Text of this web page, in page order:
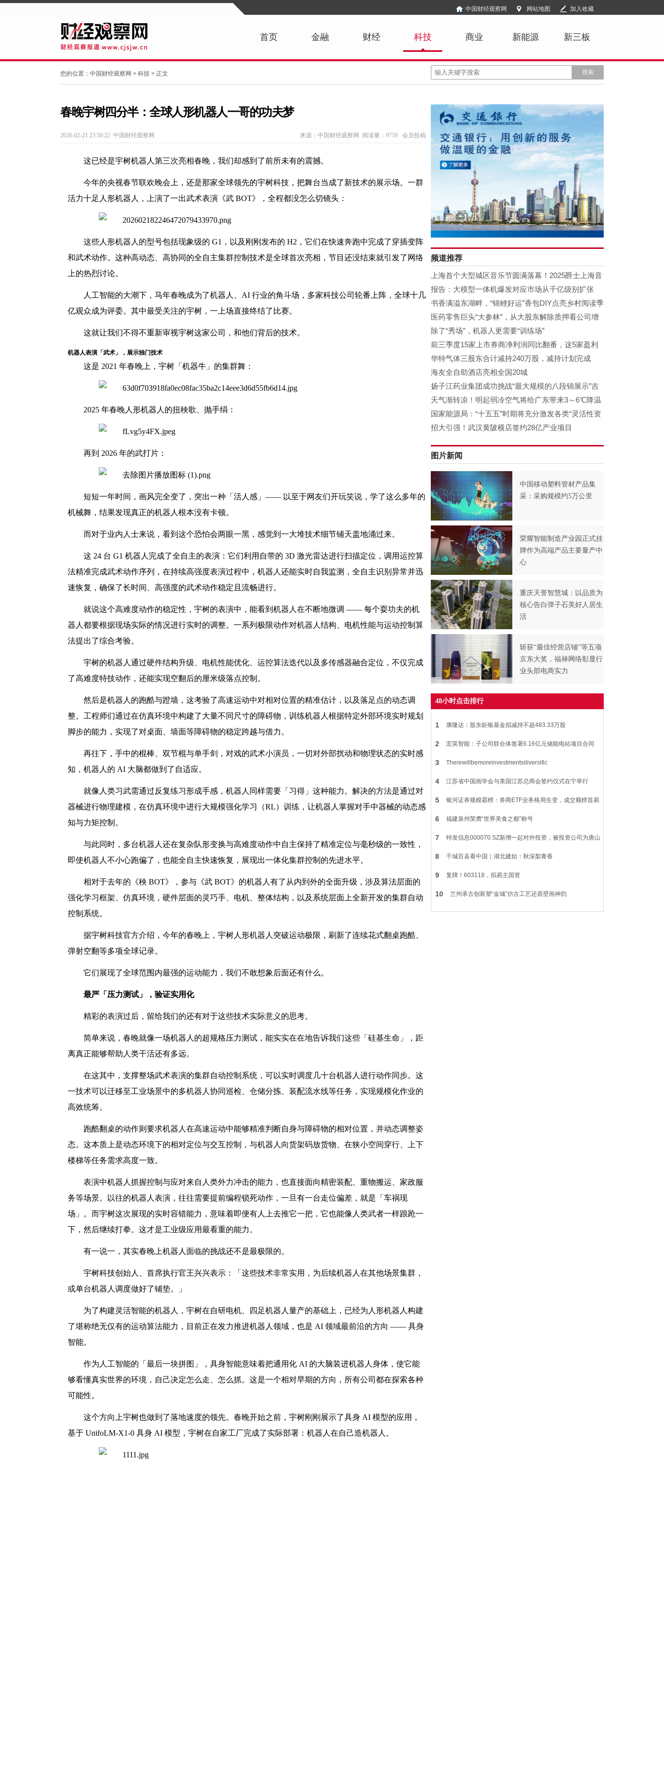
中国财经观察网 网站地图 加入收藏
首页 金融 财经 科技 商业 新能源 新三板
您的位置： 中国财经观察网 > 科技 > 正文
春晚宇树四分半：全球人形机器人一哥的功夫梦
2026-02-21 23:50:22 中国财经观察网 来源：中国财经观察网 阅读量：9759 会员投稿
这已经是宇树机器人第三次亮相春晚，我们却感到了前所未有的震撼。
今年的央视春节联欢晚会上，还是那家全球领先的宇树科技，把舞台当成了新技术的展示场。一群
活力十足人形机器人，上演了一出武术表演《武 BOT》，全程都没怎么切镜头：
这些人形机器人的型号包括现象级的 G1，以及刚刚发布的 H2，它们在快速奔跑中完成了穿插变阵
和武术动作。这种高动态、高协同的全自主集群控制技术是全球首次亮相，节目还没结束就引发了网络
上的热烈讨论。
人工智能的大潮下，马年春晚成为了机器人、AI 行业的角斗场，多家科技公司轮番上阵，全球十几
亿观众成为评委。其中最受关注的宇树，一上场直接终结了比赛。
这就让我们不得不重新审视宇树这家公司，和他们背后的技术。
机器人表演「武术」，展示独门技术
这是 2021 年春晚上，宇树「机器牛」的集群舞：
2025 年春晚人形机器人的扭秧歌、抛手绢：
再到 2026 年的武打片：
短短一年时间，画风完全变了，突出一种「活人感」—— 以至于网友们开玩笑说，学了这么多年的
机械舞，结果发现真正的机器人根本没有卡顿。
而对于业内人士来说，看到这个恐怕会两眼一黑，感觉到一大堆技术细节铺天盖地涌过来。
这 24 台 G1 机器人完成了全自主的表演：它们利用自带的 3D 激光雷达进行扫描定位，调用运控算
法精准完成武术动作序列，在持续高强度表演过程中，机器人还能实时自我监测，全自主识别异常并迅
速恢复，确保了长时间、高强度的武术动作稳定且流畅进行。
就说这个高难度动作的稳定性，宇树的表演中，能看到机器人在不断地微调 —— 每个耍功夫的机
器人都要根据现场实际的情况进行实时的调整。一系列极限动作对机器人结构、电机性能与运动控制算
法提出了综合考验。
宇树的机器人通过硬件结构升级、电机性能优化、运控算法迭代以及多传感器融合定位，不仅完成
了高难度特技动作，还能实现空翻后的厘米级落点控制。
然后是机器人的跑酷与蹬墙，这考验了高速运动中对相对位置的精准估计，以及落足点的动态调
整。工程师们通过在仿真环境中构建了大量不同尺寸的障碍物，训练机器人根据特定外部环境实时规划
脚步的能力，实现了对桌面、墙面等障碍物的稳定跨越与借力。
再往下，手中的棍棒、双节棍与单手剑，对戏的武术小演员，一切对外部扰动和物理状态的实时感
知，机器人的 AI 大脑都做到了自适应。
就像人类习武需通过反复练习形成手感，机器人同样需要「习得」这种能力。解决的方法是通过对
器械进行物理建模，在仿真环境中进行大规模强化学习（RL）训练，让机器人掌握对手中器械的动态感
知与力矩控制。
与此同时，多台机器人还在复杂队形变换与高难度动作中自主保持了精准定位与毫秒级的一致性，
即使机器人不小心跑偏了，也能全自主快速恢复，展现出一体化集群控制的先进水平。
相对于去年的《秧 BOT》，参与《武 BOT》的机器人有了从内到外的全面升级，涉及算法层面的
强化学习框架、仿真环境，硬件层面的灵巧手、电机、整体结构，以及系统层面上全新开发的集群自动
控制系统。
据宇树科技官方介绍，今年的春晚上，宇树人形机器人突破运动极限，刷新了连续花式翻桌跑酷、
弹射空翻等多项全球记录。
它们展现了全球范围内最强的运动能力，我们不敢想象后面还有什么。
最严「压力测试」，验证实用化
精彩的表演过后，留给我们的还有对于这些技术实际意义的思考。
简单来说，春晚就像一场机器人的超规格压力测试，能实实在在地告诉我们这些「硅基生命」，距
离真正能够帮助人类干活还有多远。
在这其中，支撑整场武术表演的集群自动控制系统，可以实时调度几十台机器人进行动作同步。这
一技术可以迁移至工业场景中的多机器人协同巡检、仓储分拣、装配流水线等任务，实现规模化作业的
高效统筹。
跑酷翻桌的动作则要求机器人在高速运动中能够精准判断自身与障碍物的相对位置，并动态调整姿
态。这本质上是动态环境下的相对定位与交互控制，与机器人向货架码放货物、在狭小空间穿行、上下
楼梯等任务需求高度一致。
表演中机器人抓握控制与应对来自人类外力冲击的能力，也直接面向精密装配、重物搬运、家政服
务等场景。以往的机器人表演，往往需要提前编程锁死动作，一旦有一台走位偏差，就是「车祸现
场」。而宇树这次展现的实时容错能力，意味着即便有人上去推它一把，它也能像人类武者一样踉跄一
下，然后继续打拳。这才是工业级应用最看重的能力。
有一说一，其实春晚上机器人面临的挑战还不是最极限的。
宇树科技创始人、首席执行官王兴兴表示：「这些技术非常实用，为后续机器人在其他场景集群，
或单台机器人调度做好了铺垫。」
为了构建灵活智能的机器人，宇树在自研电机、四足机器人量产的基础上，已经为人形机器人构建
了堪称绝无仅有的运动算法能力，目前正在发力推进机器人领域，也是 AI 领域最前沿的方向 —— 具身
智能。
作为人工智能的「最后一块拼图」，具身智能意味着把通用化 AI 的大脑装进机器人身体，使它能
够看懂真实世界的环境，自己决定怎么走、怎么抓。这是一个相对早期的方向，所有公司都在探索各种
可能性。
这个方向上宇树也做到了落地速度的领先。春晚开始之前，宇树刚刚展示了具身 AI 模型的应用，
基于 UnifoLM-X1-0 具身 AI 模型，宇树在自家工厂完成了实际部署：机器人在自己造机器人。
频道推荐
上海首个大型城区音乐节圆满落幕！2025爵士上海音
乐节收官前滩，输出“文
报告：大模型一体机爆发对应市场从千亿级别扩张
书香满溢东湖畔，“锦鲤好运”香包DIY点亮乡村阅读季
医药零售巨头“大参林”，从大股东解除质押看公司增
长钝化
除了“秀场”，机器人更需要“训练场”
前三季度15家上市券商净利润同比翻番，这5家盈利
规模超百亿
华特气体三股东合计减持240万股，减持计划完成
海友全自助酒店亮相全国20城
扬子江药业集团成功挑战“最大规模的八段锦展示”吉
尼斯世界纪录
天气渐转凉！明起弱冷空气将给广东带来3～6℃降温
国家能源局：“十五五”时期将充分激发各类“灵活性资
源”潜力
招大引强！武汉黄陂横店签约28亿产业项目
图片新闻
中国移动塑料管材产品集
采：采购规模约5万公里
荣耀智能制造产业园正式挂
牌作为高端产品主要量产中
心
重庆天誉智慧城：以品质为
核心告白弹子石美好人居生
活
斩获“最佳经营店铺”等五项
京东大奖，福禄网络彰显行
业头部电商实力
48小时点击排行
1 康隆达：股东鉅银基金拟减持不超483.33万股
2 宏英智能：子公司联合体签署6.16亿元储能电站项目合同
3 Therewillbemoreinvestmentsdiversific
4 江苏省中国画学会与美国江苏总商会签约仪式在宁举行
5 银河证券规模霸榜：券商ETF业务格局生变，成交额榜首易
主6 福建泉州荣膺“世界美食之都”称号
7 特发信息000070.SZ新增一起对外投资，被投资公司为唐山
唐兴纬业科技
8 千城百县看中国｜湖北建始：秋深梨膏香
9 复牌！603118，拟易主国资
10 兰州承古创新塑“金城”仿古工艺还原壁画神韵